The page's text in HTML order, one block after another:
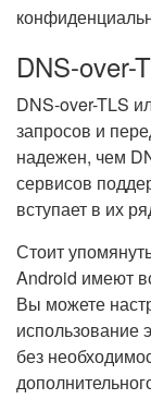
DNS-over-
DNS-over-TLS
запросов и
надежен, чем
сервисов
вступает в их
Стоит
Android имеют
Вы можете
использование
без